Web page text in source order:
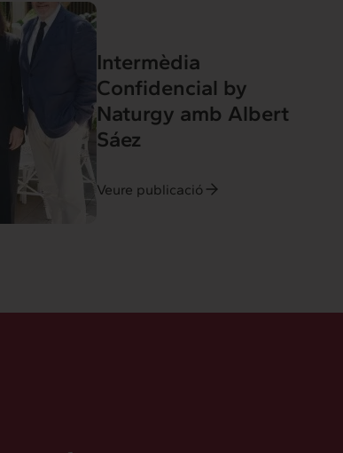
Intermèdia
Confidencial by
Naturgy amb Albert
Sáez
Veure publicació